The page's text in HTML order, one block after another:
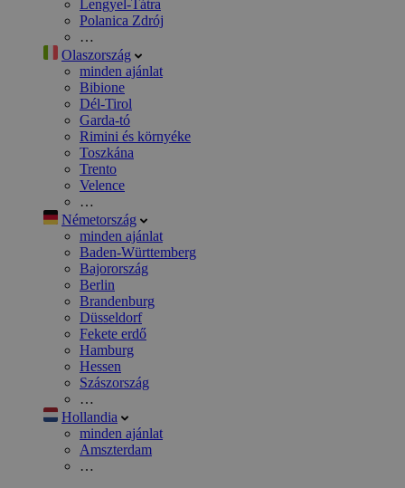
Lengyel-Tátra
Polanica Zdrój
…
Olaszország
minden ajánlat
Bibione
Dél-Tirol
Garda-tó
Rimini és környéke
Toszkána
Trento
Velence
…
Németország
minden ajánlat
Baden-Württemberg
Bajorország
Berlin
Brandenburg
Düsseldorf
Fekete erdő
Hamburg
Hessen
Szászország
…
Hollandia
minden ajánlat
Amszterdam
…